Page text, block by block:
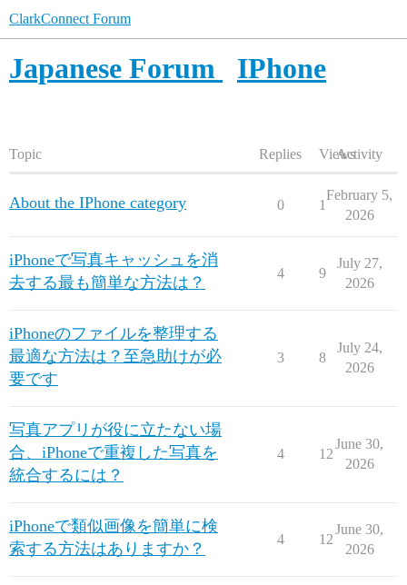
ClarkConnect Forum
Japanese Forum IPhone
Topic Replies ViewsActivity
About the IPhone category 0 1
February 5,
2026
iPhoneで写真キャッシュを消
去する最も簡単な方法は？
4 9
July 27,
2026
iPhoneのファイルを整理する
最適な方法は？至急助けが必
要です
3 8
July 24,
2026
写真アプリが役に立たない場
合、iPhoneで重複した写真を
統合するには？
4 12
June 30,
2026
iPhoneで類似画像を簡単に検
索する方法はありますか？
4 12
June 30,
2026